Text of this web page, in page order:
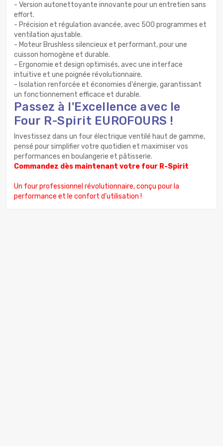
- Version autonettoyante innovante pour un entretien sans
effort.
- Précision et régulation avancée, avec 500 programmes et
ventilation ajustable.
- Moteur Brushless silencieux et performant, pour une
cuisson homogène et durable.
- Ergonomie et design optimisés, avec une interface
intuitive et une poignée révolutionnaire.
- Isolation renforcée et économies d'énergie, garantissant
un fonctionnement efficace et durable.
Passez à l'Excellence avec le
Four R-Spirit EUROFOURS !
Investissez dans un four électrique ventilé haut de gamme,
pensé pour simplifier votre quotidien et maximiser vos
performances en boulangerie et pâtisserie.
Commandez dès maintenant votre four R-Spirit
Un four professionnel révolutionnaire, conçu pour la
performance et le confort d'utilisation !